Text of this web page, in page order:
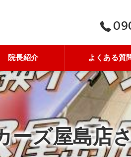
院長紹介 よくある質
ズ屋島店